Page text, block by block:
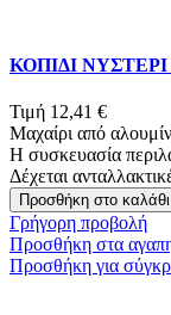
ΚΟΠΙΔΙ ΝΥΣΤΕΡΙ
Τιμή 12,41 €
Μαχαίρι από
Η συσκευασία
Δέχεται
Προσθήκη στο καλάθι
Γρήγορη προβολή
Προσθήκη στα
Προσθήκη για